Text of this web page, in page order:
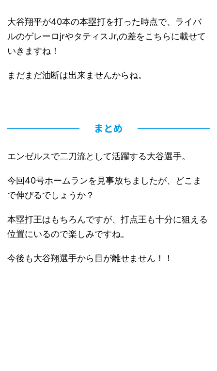
大谷翔平が40本の本塁打を打った時点で、ライバ
ルのゲレーロjrやタティスJr,の差をこちらに載せて
いきますね！
まだまだ油断は出来ませんからね。
まとめ
エンゼルスで二刀流として活躍する大谷選手。
今回40号ホームランを見事放ちましたが、どこま
で伸びるでしょうか？
本塁打王はもちろんですが、打点王も十分に狙える
位置にいるので楽しみですね。
今後も大谷翔選手から目が離せません！！